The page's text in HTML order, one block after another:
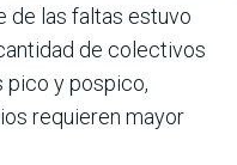
de las faltas estuvo
de colectivos
pico y pospico,
requieren mayor